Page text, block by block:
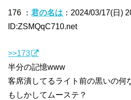
176 ：君の名は ：2024/03/17(日)
ID:ZSMQqC710.net
>>173
半分の記憶www
客席潰してるライト前の黒いの何
もしかしてムーステ？